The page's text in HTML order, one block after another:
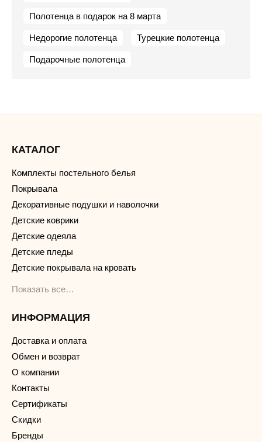
Полотенца в подарок на 8 марта
Недорогие полотенца Турецкие полотенца
Подарочные полотенца
КАТАЛОГ
Комплекты постельного белья
Покрывала
Декоративные подушки и наволочки
Детские коврики
Детские одеяла
Детские пледы
Детские покрывала на кровать
Показать все…
ИНФОРМАЦИЯ
Доставка и оплата
Обмен и возврат
О компании
Контакты
Сертификаты
Скидки
Бренды